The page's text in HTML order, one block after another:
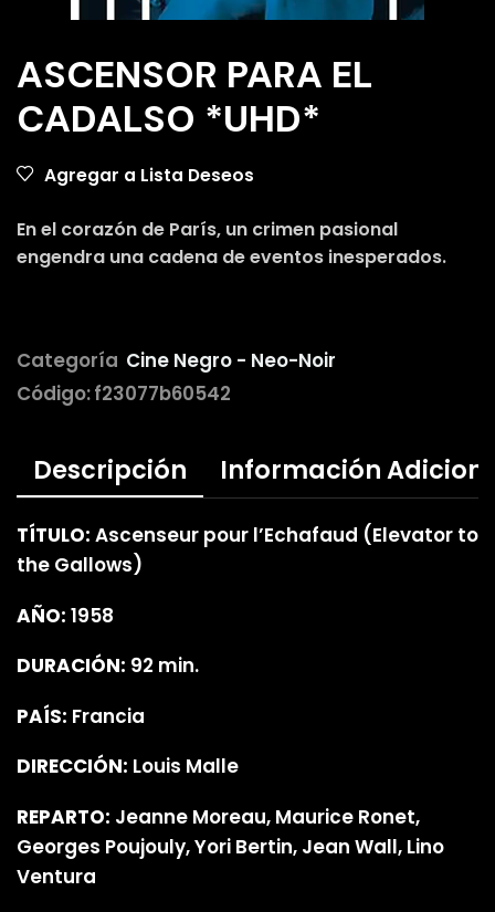
ASCENSOR PARA EL
CADALSO *UHD*
Agregar a Lista Deseos
En el corazón de París, un crimen pasional
engendra una cadena de eventos inesperados.
Categoría Cine Negro - Neo-Noir
Código:f23077b60542
Descripción Información
TÍTULO: Ascenseur pour l’Echafaud (Elevator to
the Gallows)
AÑO: 1958
DURACIÓN: 92 min.
PAÍS: Francia
DIRECCIÓN: Louis Malle
REPARTO: Jeanne Moreau, Maurice Ronet,
Georges Poujouly, Yori Bertin, Jean Wall, Lino
Ventura